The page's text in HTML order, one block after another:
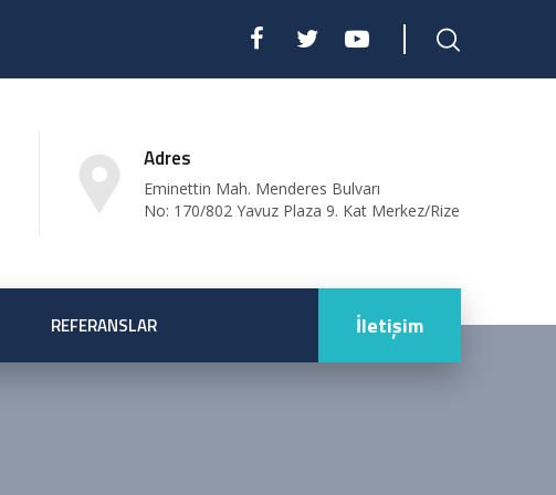
Adres
Eminettin Mah. Menderes Bulvarı
No: 170/802 Yavuz Plaza 9. Kat Merkez/Rize
REFERANSLAR İletişim